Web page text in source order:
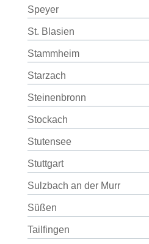
Speyer
St. Blasien
Stammheim
Starzach
Steinenbronn
Stockach
Stutensee
Stuttgart
Sulzbach an der Murr
Süßen
Tailfingen